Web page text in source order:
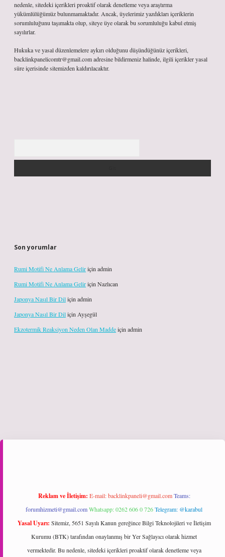
nedenle, sitedeki içerikleri proaktif olarak denetleme veya araştırma
yükümlülüğümüz bulunmamaktadır. Ancak, üyelerimiz yazdıkları içeriklerin
sorumluluğunu taşımakta olup, siteye üye olarak bu sorumluluğu kabul etmiş
sayılırlar.
Hukuka ve yasal düzenlemelere aykırı olduğunu düşündüğünüz içerikleri,
backlinkpanelicomtr@gmail.comadresine bildirmeniz halinde, ilgili içerikler yasal
süre içerisinde sitemizden kaldırılacaktır.
Son yorumlar
Rumi Motifi Ne Anlama Geliriçin admin
Rumi Motifi Ne Anlama Geliriçin Nazlıcan
Japonya Nasıl Bir Diliçin admin
Japonya Nasıl Bir Diliçin Ayşegül
Ekzotermik Reaksiyon Neden Olan Maddeiçin admin
Reklam ve İletişim: E-mail:backlinkpaneli@gmail.com Teams:
forumhizmeti@gmail.comWhatsapp: 0262 606 0 726Telegram: @karabul
Yasal Uyarı: Sitemiz, 5651 Sayılı Kanun gereğince Bilgi Teknolojileri ve İletişim
Kurumu (BTK) tarafından onaylanmış bir Yer Sağlayıcı olarak hizmet
vermektedir. Bu nedenle, sitedeki içerikleri proaktif olarak denetleme veya